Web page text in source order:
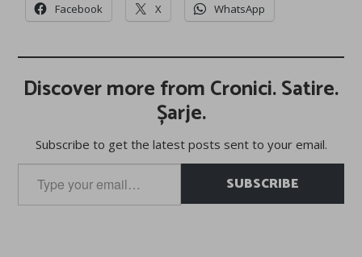
Facebook X WhatsApp
Discover more from Cronici. Satire.
Șarje.
Subscribe to get the latest posts sent to your email.
your
email…
SUBSCRIBE